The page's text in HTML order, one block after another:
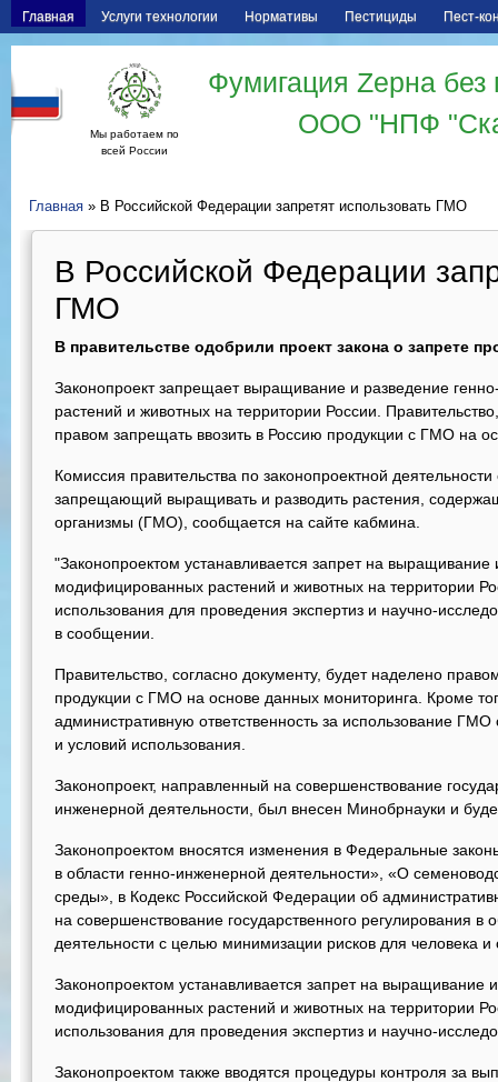
Главная Услуги технологии Нормативы Пестициды Пест-
Мы работаем по
всей России
Фумигация Zерна
ООО "НПФ
Главная » В Российской Федерации запретят использовать ГМО
В Российской Федерации
ГМО
В правительстве одобрили проект закона о запрете
Законопроект запрещает выращивание и разведение
растений и животных на территории России.
правом запрещать ввозить в Россию продукции с ГМО на
Комиссия правительства по законопроектной
запрещающий выращивать и разводить растения,
организмы (ГМО), сообщается на сайте кабмина.
"Законопроектом устанавливается запрет на
модифицированных растений и животных на территории
использования для проведения экспертиз и научно-
в сообщении.
Правительство, согласно документу, будет наделено
продукции с ГМО на основе данных мониторинга. Кроме
административную ответственность за использование
и условий использования.
Законопроект, направленный на совершенствование
инженерной деятельности, был внесен Минобрнауки и
Законопроектом вносятся изменения в Федеральные
в области генно-инженерной деятельности», «О
среды», в Кодекс Российской Федерации об
на совершенствование государственного регулирования в
деятельности с целью минимизации рисков для человека
Законопроектом устанавливается запрет на выращивание
модифицированных растений и животных на территории
использования для проведения экспертиз и научно-
Законопроектом также вводятся процедуры контроля за